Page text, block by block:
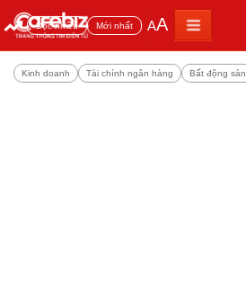
Đọc nhiều Mới nhất AA
Kinh doanh Tài chính ngân hàng Bất động sản